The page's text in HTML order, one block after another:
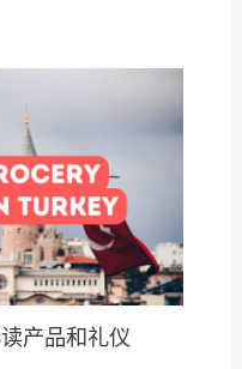
产品和礼仪